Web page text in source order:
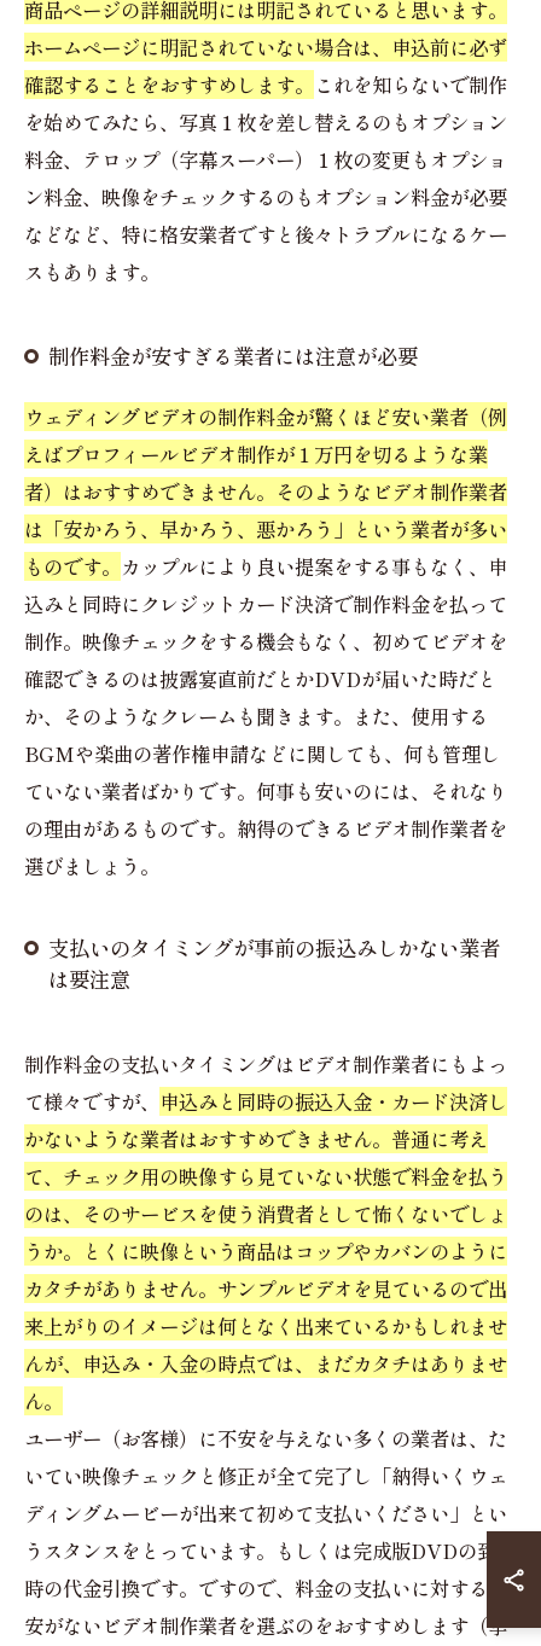
商品ページの詳細説明には明記されていると思います。
ホームページに明記されていない場合は、申込前に必ず
確認することをおすすめします。 これを知らないで制作
を始めてみたら、写真１枚を差し替えるのもオプション
料金、テロップ（字幕スーパー）１枚の変更もオプショ
ン料金、映像をチェックするのもオプション料金が必要
などなど、特に格安業者ですと後々トラブルになるケー
スもあります。
制作料金が安すぎる業者には注意が必要
ウェディングビデオの制作料金が驚くほど安い業者（例
えばプロフィールビデオ制作が１万円を切るような業
者）はおすすめできません。そのようなビデオ制作業者
は「安かろう、早かろう、悪かろう」という業者が多い
ものです。 カップルにより良い提案をする事もなく、申
込みと同時にクレジットカード決済で制作料金を払って
制作。映像チェックをする機会もなく、初めてビデオを
確認できるのは披露宴直前だとかDVDが届いた時だと
か、そのようなクレームも聞きます。また、使用する
BGMや楽曲の著作権申請などに関しても、何も管理し
ていない業者ばかりです。何事も安いのには、それなり
の理由があるものです。納得のできるビデオ制作業者を
選びましょう。
支払いのタイミングが事前の振込みしかない業者
は要注意
制作料金の支払いタイミングはビデオ制作業者にもよっ
て様々ですが、 申込みと同時の振込入金・カード決済し
かないような業者はおすすめできません。普通に考え
て、チェック用の映像すら見ていない状態で料金を払う
のは、そのサービスを使う消費者として怖くないでしょ
うか。とくに映像という商品はコップやカバンのように
カタチがありません。サンプルビデオを見ているので出
来上がりのイメージは何となく出来ているかもしれませ
んが、申込み・入金の時点では、まだカタチはありませ
ん。
ユーザー（お客様）に不安を与えない多くの業者は、た
いてい映像チェックと修正が全て完了し「納得いくウェ
ディングムービーが出来て初めて支払いください」とい
うスタンスをとっています。もしくは完成版DVDの到着
時の代金引換です。ですので、料金の支払いに対する不
安がないビデオ制作業者を選ぶのをおすすめします（挙